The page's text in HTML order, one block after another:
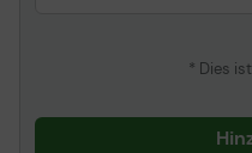
* Dies